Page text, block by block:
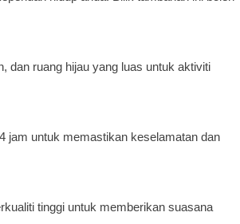
dan ruang hijau yang luas untuk aktiviti
jam untuk memastikan keselamatan dan
tinggi untuk memberikan suasana